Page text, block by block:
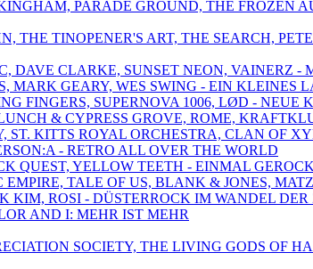
PARADE GROUND, THE FROZEN
THE TINOPENER'S ART, THE SEARCH,
DAVE CLARKE, SUNSET NEON, VAINERZ -
MARK GEARY, WES SWING - EIN KLEINES
FINGERS, SUPERNOVA 1006, LØD - NEUE
& CYPRESS GROVE, ROME,
ST. KITTS ROYAL ORCHESTRA, CLAN OF
- RETRO ALL OVER THE WORLD
QUEST, YELLOW TEETH - EINMAL
EMPIRE, TALE OF US, BLANK & JONES,
KIM, ROSI - DÜSTERROCK IM WANDEL DER
AND I: MEHR IST MEHR
SOCIETY, THE LIVING GODS OF